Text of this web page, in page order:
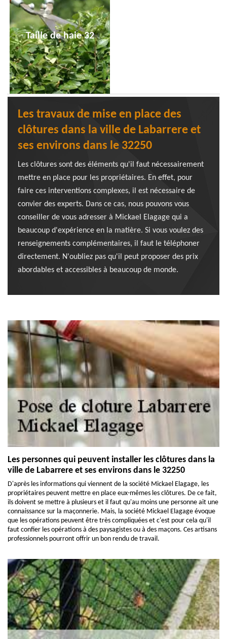
Taille de haie 32
Les travaux de mise en place des
clôtures dans la ville de Labarrere et
ses environs dans le 32250
Les clôtures sont des éléments qu'il faut nécessairement
mettre en place pour les propriétaires. En effet, pour
faire ces interventions complexes, il est nécessaire de
convier des experts. Dans ce cas, nous pouvons vous
conseiller de vous adresser à Mickael Elagage qui a
beaucoup d'expérience en la matière. Si vous voulez des
renseignements complémentaires, il faut le téléphoner
directement. N'oubliez pas qu'il peut proposer des prix
abordables et accessibles à beaucoup de monde.
Les personnes qui peuvent installer les clôtures dans la
ville de Labarrere et ses environs dans le 32250
D'après les informations qui viennent de la société Mickael Elagage, les
propriétaires peuvent mettre en place eux-mêmes les clôtures. De ce fait,
ils doivent se mettre à plusieurs et il faut qu'au moins une personne ait une
connaissance sur la maçonnerie. Mais, la société Mickael Elagage évoque
que les opérations peuvent être très compliquées et c'est pour cela qu'il
faut confier les opérations à des paysagistes ou à des maçons. Ces artisans
professionnels pourront offrir un bon rendu de travail.